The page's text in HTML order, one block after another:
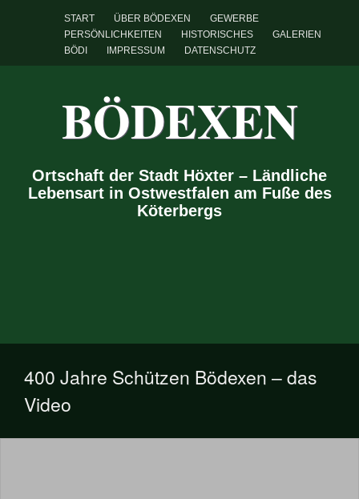
START ÜBER BÖDEXEN
GEWERBE
PERSÖNLICHKEITEN
HISTORISCHES
GALERIEN
BÖDI
IMPRESSUM DATENSCHUTZ
BÖDEXEN
Ortschaft der Stadt Höxter – Ländliche
Lebensart in Ostwestfalen am Fuße des
Köterbergs
400 Jahre Schützen Bödexen – das
Video